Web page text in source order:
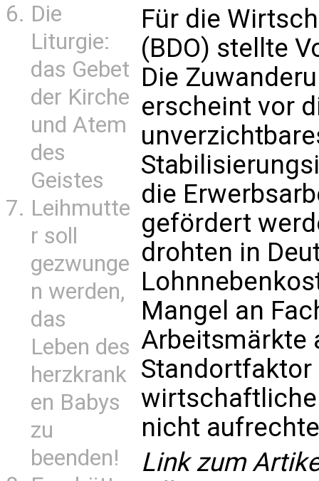
Die
Liturgie:
das Gebet
der Kirche
und Atem
des
Geistes
Leihmutte
r soll
gezwunge
n werden,
das
Leben des
herzkrank
en Babys
zu
beenden!
Für die
(BDO) stellte
Die
erscheint vor
die
gefördert
drohten in
Mangel an
Arbeitsmärkte
Standortfaktor
nicht
Link zum